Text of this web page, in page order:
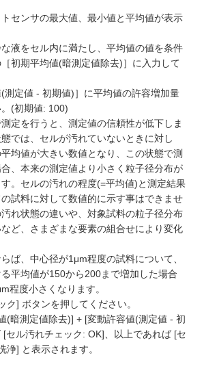
センサの最大値、最小値と平均値が表示
液をセル内に満たし、平均値の値を条件
初期平均値(暗測定値除去)］に入力して
測定値 - 初期値)］に平均値の許容増加量
(初期値: 100)
定を行うと、測定値の信頼性が低下しま
では、セルが汚れていないときに対し
均値が大きい数値となり、この状態で測
、本来の測定値より小さく粒子径分布が
。セルの汚れの程度(=平均値)と測定結果
試料に対して数値的に示す事はできませ
れ状態の違いや、対象試料の粒子径分布
ど、さまざまな要素の組合せにより変化
ば、中心径が1μm程度の試料について、
平均値が150から200まで増加した場合
程度小さくなります。
ク] ボタンを押してください。
(暗測定値除去)] + [変動許容値(測定値 - 初
セル汚れチェック: OK]、以上であれば [セ
浄] と表示されます。